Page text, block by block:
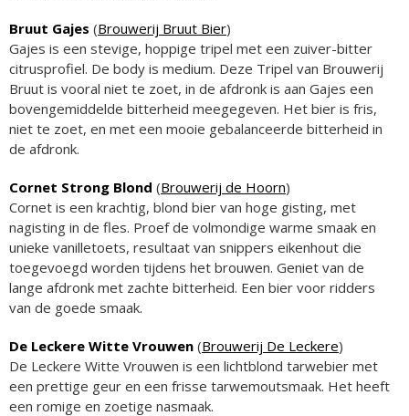
Bruut Gajes (Brouwerij Bruut Bier)
Gajes is een stevige, hoppige tripel met een zuiver-bitter
citrusprofiel. De body is medium. Deze Tripel van Brouwerij
Bruut is vooral niet te zoet, in de afdronk is aan Gajes een
bovengemiddelde bitterheid meegegeven. Het bier is fris,
niet te zoet, en met een mooie gebalanceerde bitterheid in
de afdronk.
Cornet Strong Blond (Brouwerij de Hoorn)
Cornet is een krachtig, blond bier van hoge gisting, met
nagisting in de fles. Proef de volmondige warme smaak en
unieke vanilletoets, resultaat van snippers eikenhout die
toegevoegd worden tijdens het brouwen. Geniet van de
lange afdronk met zachte bitterheid. Een bier voor ridders
van de goede smaak.
De Leckere Witte Vrouwen (Brouwerij De Leckere)
De Leckere Witte Vrouwen is een lichtblond tarwebier met
een prettige geur en een frisse tarwemoutsmaak. Het heeft
een romige en zoetige nasmaak.